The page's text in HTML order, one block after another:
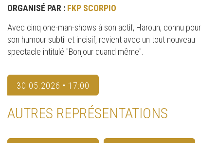
ORGANISÉ PAR : FKP SCORPIO
Avec cinq one-man-shows à son actif, Haroun, connu pour
son humour subtil et incisif, revient avec un tout nouveau
spectacle intitulé "Bonjour quand même".
30.05.2026 • 17:00
AUTRES REPRÉSENTATIONS